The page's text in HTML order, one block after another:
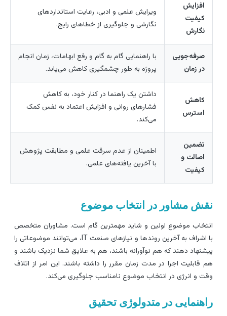
افزایش
کیفیت
نگارش
ویرایش علمی و ادبی، رعایت استانداردهای
نگارشی و جلوگیری از خطاهای رایج.
صرفه‌جویی
در زمان
با راهنمایی گام به گام و رفع ابهامات، زمان انجام
پروژه به طور چشمگیری کاهش می‌یابد.
کاهش
استرس
داشتن یک راهنما در کنار خود، به کاهش
فشارهای روانی و افزایش اعتماد به نفس کمک
می‌کند.
تضمین
اصالت و
کیفیت
اطمینان از عدم سرقت علمی و مطابقت پژوهش
با آخرین یافته‌های علمی.
مشاور در انتخاب موضوع
موضوع اولین و شاید مهمترین گام است. مشاوران متخصص
با اشراف به آخرین روندها و نیازهای صنعت IT، می‌توانند موضوعاتی را
دهند که هم نوآورانه باشند، هم به علایق شما نزدیک باشند و
قابلیت اجرا در مدت زمان مقرر را داشته باشند. این امر از اتلاف
و انرژی در انتخاب موضوع نامناسب جلوگیری می‌کند.
در متدولوژی تحقیق